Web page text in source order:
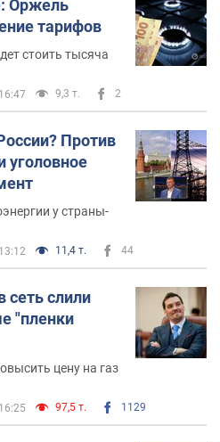
Оржель
тарифов
стоить тысяча
9,3 т. 2
Против
у страны-
11,4 т. 44
сеть слили
"пленки
цену на газ
97,5 т. 1129